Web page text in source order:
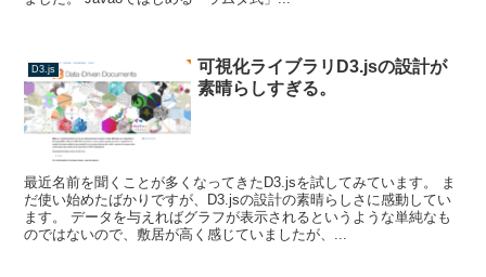
D3.js
可視化ライブラリD3.jsの設計が
素晴らしすぎる。
最近名前を聞くことが多くなってきたD3.jsを試してみています。 ま
だ使い始めたばかりですが、D3.jsの設計の素晴らしさに感動してい
ます。 データを与えればグラフが表示されるというような単純なも
のではないので、敷居が高く感じていましたが、...